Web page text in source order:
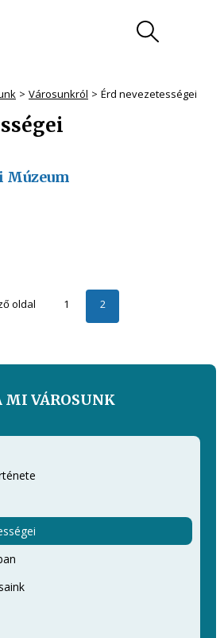
Városunkról Érd nevezetességei
Múzeum
oldal 1 2
MI VÁROSUNK